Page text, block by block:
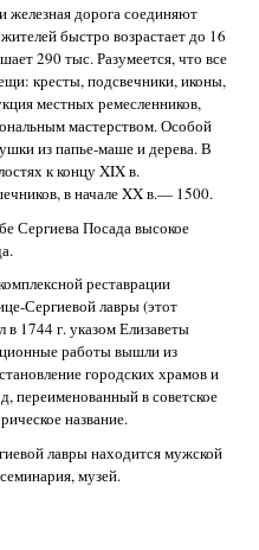
железная дорога соединяют
быстро возрастает до 16
290 тыс. Разумеется, что все
кресты, подсвечники, иконы,
местных ремесленников,
мастерством. Особой
из папье-маше и дерева. В
к концу XIX в.
в начале XX в.— 1500.
Сергиева Посада высокое
реставрации
Сергиевой лавры (этот
1744 г. указом Елизаветы
работы вышли из
городских храмов и
переименованный в советское
название.
лавры находится мужской
музей.